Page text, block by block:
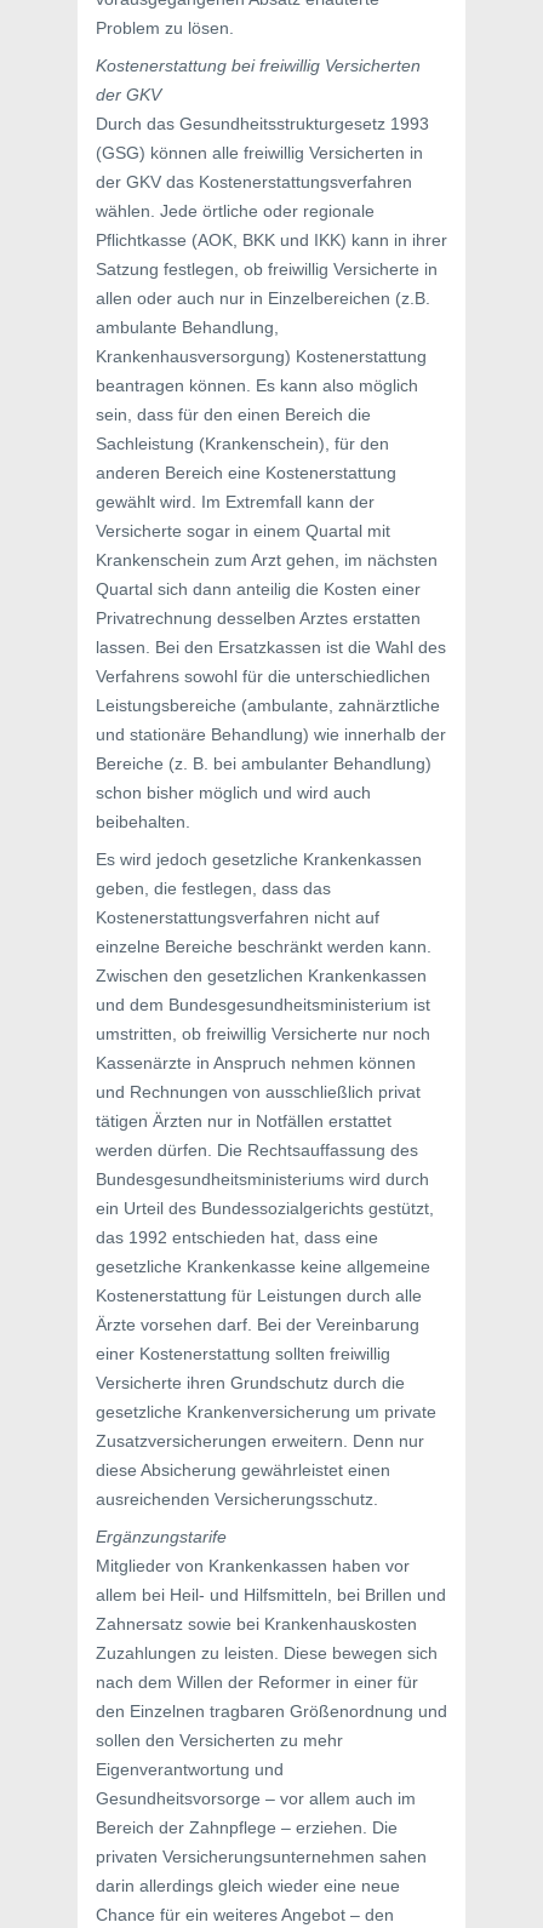
Problem zu lösen.
Kostenerstattung bei freiwillig Versicherten
der GKV
Durch das Gesundheitsstrukturgesetz 1993
(GSG) können alle freiwillig Versicherten in
der GKV das Kostenerstattungsverfahren
wählen. Jede örtliche oder regionale
Pflichtkasse (AOK, BKK und IKK) kann in ihrer
Satzung festlegen, ob freiwillig Versicherte in
allen oder auch nur in Einzelbereichen (z.B.
ambulante Behandlung,
Krankenhausversorgung) Kostenerstattung
beantragen können. Es kann also möglich
sein, dass für den einen Bereich die
Sachleistung (Krankenschein), für den
anderen Bereich eine Kostenerstattung
gewählt wird. Im Extremfall kann der
Versicherte sogar in einem Quartal mit
Krankenschein zum Arzt gehen, im nächsten
Quartal sich dann anteilig die Kosten einer
Privatrechnung desselben Arztes erstatten
lassen. Bei den Ersatzkassen ist die Wahl des
Verfahrens sowohl für die unterschiedlichen
Leistungsbereiche (ambulante, zahnärztliche
und stationäre Behandlung) wie innerhalb der
Bereiche (z. B. bei ambulanter Behandlung)
schon bisher möglich und wird auch
beibehalten.
Es wird jedoch gesetzliche Krankenkassen
geben, die festlegen, dass das
Kostenerstattungsverfahren nicht auf
einzelne Bereiche beschränkt werden kann.
Zwischen den gesetzlichen Krankenkassen
und dem Bundesgesundheitsministerium ist
umstritten, ob freiwillig Versicherte nur noch
Kassenärzte in Anspruch nehmen können
und Rechnungen von ausschließlich privat
tätigen Ärzten nur in Notfällen erstattet
werden dürfen. Die Rechtsauffassung des
Bundesgesundheitsministeriums wird durch
ein Urteil des Bundessozialgerichts gestützt,
das 1992 entschieden hat, dass eine
gesetzliche Krankenkasse keine allgemeine
Kostenerstattung für Leistungen durch alle
Ärzte vorsehen darf. Bei der Vereinbarung
einer Kostenerstattung sollten freiwillig
Versicherte ihren Grundschutz durch die
gesetzliche Krankenversicherung um private
Zusatzversicherungen erweitern. Denn nur
diese Absicherung gewährleistet einen
ausreichenden Versicherungsschutz.
Ergänzungstarife
Mitglieder von Krankenkassen haben vor
allem bei Heil- und Hilfsmitteln, bei Brillen und
Zahnersatz sowie bei Krankenhauskosten
Zuzahlungen zu leisten. Diese bewegen sich
nach dem Willen der Reformer in einer für
den Einzelnen tragbaren Größenordnung und
sollen den Versicherten zu mehr
Eigenverantwortung und
Gesundheitsvorsorge – vor allem auch im
Bereich der Zahnpflege – erziehen. Die
privaten Versicherungsunternehmen sahen
darin allerdings gleich wieder eine neue
Chance für ein weiteres Angebot – den